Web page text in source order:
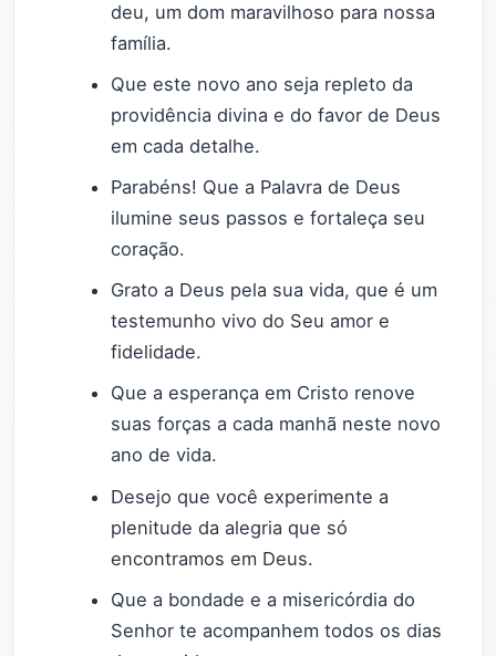
deu, um dom maravilhoso para nossa
família.
Que este novo ano seja repleto da
providência divina e do favor de Deus
em cada detalhe.
Parabéns! Que a Palavra de Deus
ilumine seus passos e fortaleça seu
coração.
Grato a Deus pela sua vida, que é um
testemunho vivo do Seu amor e
fidelidade.
Que a esperança em Cristo renove
suas forças a cada manhã neste novo
ano de vida.
Desejo que você experimente a
plenitude da alegria que só
encontramos em Deus.
Que a bondade e a misericórdia do
Senhor te acompanhem todos os dias